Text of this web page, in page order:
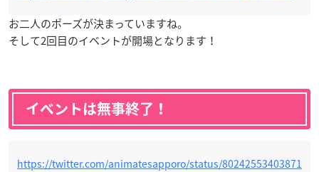
お二人のポーズが決まっていますね。
そして2回目のイベントが開場となります！
イベントは無事終了！
https://twitter.com/animatesapporo/status/80242553403871